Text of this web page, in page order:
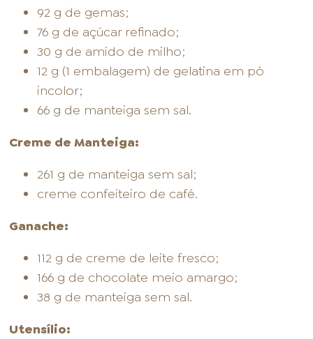
92 g de gemas;
76 g de açúcar refinado;
30 g de amido de milho;
12 g (1 embalagem) de gelatina em pó
incolor;
66 g de manteiga sem sal.
Creme de Manteiga:
261 g de manteiga sem sal;
creme confeiteiro de café.
Ganache:
112 g de creme de leite fresco;
166 g de chocolate meio amargo;
38 g de manteiga sem sal.
Utensílio: